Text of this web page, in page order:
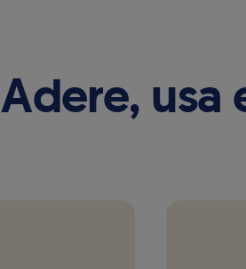
Adere, usa